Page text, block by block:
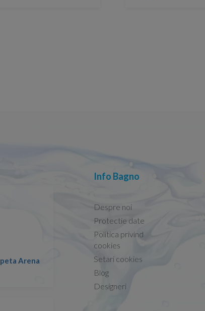
Arena
Conform descrierii!
13.02.2026
Info Bagno
Despre noi
Protectie date
Politica privind
cookies
Setari cookies
Blog
Designeri